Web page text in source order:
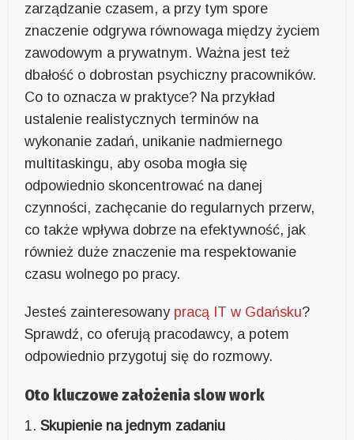
zarządzanie czasem, a przy tym spore
znaczenie odgrywa równowaga między życiem
zawodowym a prywatnym. Ważna jest też
dbałość o dobrostan psychiczny pracowników.
Co to oznacza w praktyce? Na przykład
ustalenie realistycznych terminów na
wykonanie zadań, unikanie nadmiernego
multitaskingu, aby osoba mogła się
odpowiednio skoncentrować na danej
czynności, zachęcanie do regularnych przerw,
co także wpływa dobrze na efektywność, jak
również duże znaczenie ma respektowanie
czasu wolnego po pracy.
Jesteś zainteresowany pracą IT w Gdańsku?
Sprawdź, co oferują pracodawcy, a potem
odpowiednio przygotuj się do rozmowy.
Oto kluczowe założenia slow work
1.Skupienie na jednym zadaniu